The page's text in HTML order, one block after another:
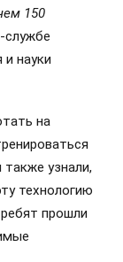
150
службе
науки
на
узнали,
технологию
прошли